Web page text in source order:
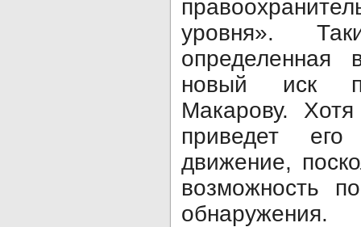
уровня».
определенная
новый иск
Макарову.
приведет
движение,
возможность
обнаружения.